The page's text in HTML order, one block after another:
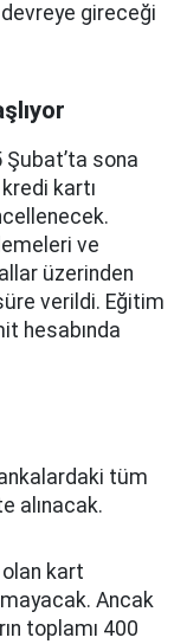
devreye gireceği
Şubat’ta sona
kartı
ve
üzerinden
verildi. Eğitim
hesabında
tüm
alınacak.
kart
Ancak
toplamı 400